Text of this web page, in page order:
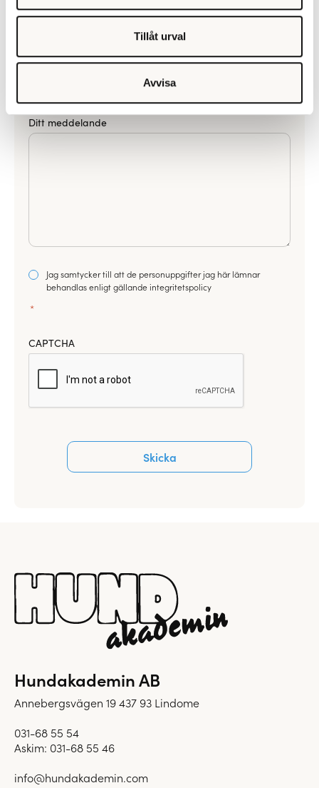
Tillåt urval
Avvisa
Jag vill bli kontaktad på:*
Valfritt
Ditt meddelande
ConsentJag samtycker till att de personuppgifter jag här lämnar
behandlas enligt gällande integritetspolicy
*
CAPTCHA
Hundakademin AB
Annebergsvägen 19 437 93 Lindome
031-68 55 54
Askim: 031-68 55 46
info@hundakademin.com